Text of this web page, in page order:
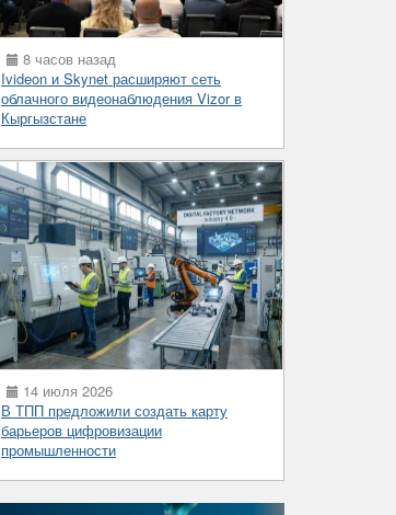
8 часов назад
Ivideon и Skynet расширяют сеть
облачного видеонаблюдения Vizor в
Кыргызстане
14 июля 2026
В ТПП предложили создать карту
барьеров цифровизации
промышленности